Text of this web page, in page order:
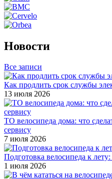
Новости
Все записи
Как продлить срок службы
13 июля 2026
ТО велосипеда дома: что
сервису
7 июля 2026
Подготовка велосипеда к
1 июля 2026